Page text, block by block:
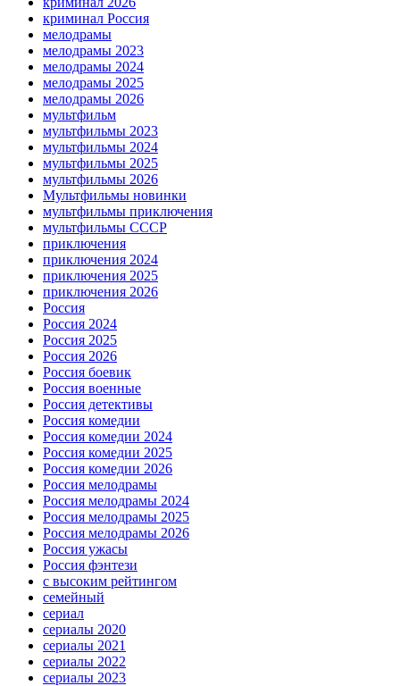
криминал Россия
мелодрамы
мелодрамы 2023
мелодрамы 2024
мелодрамы 2025
мелодрамы 2026
мультфильм
мультфильмы 2023
мультфильмы 2024
мультфильмы 2025
мультфильмы 2026
Мультфильмы новинки
мультфильмы приключения
мультфильмы СССР
приключения
приключения 2024
приключения 2025
приключения 2026
Россия
Россия 2024
Россия 2025
Россия 2026
Россия боевик
Россия военные
Россия детективы
Россия комедии
Россия комедии 2024
Россия комедии 2025
Россия комедии 2026
Россия мелодрамы
Россия мелодрамы 2024
Россия мелодрамы 2025
Россия мелодрамы 2026
Россия ужасы
Россия фэнтези
с высоким рейтингом
семейный
сериал
сериалы 2020
сериалы 2021
сериалы 2022
сериалы 2023